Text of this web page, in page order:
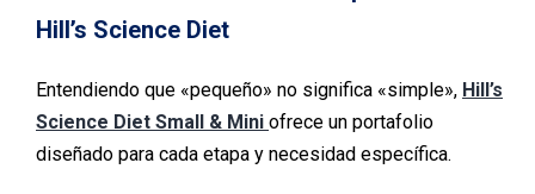
Hill’s Science Diet
Entendiendo que «pequeño» no significa «simple», Hill’s
Science Diet Small & Mini ofrece un portafolio
diseñado para cada etapa y necesidad específica.